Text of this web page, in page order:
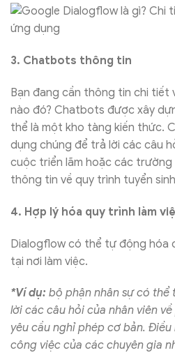
3. Chatbots thông tin
Bạn đang cần thông tin chi tiết
nào đó? Chatbots được xây
thể là một kho tàng kiến thức.
dụng chúng để trả lời các câu
cuộc triển lãm hoặc các
thông tin về quy trình tuyển
4. Hợp lý hóa quy trình làm
Dialogflow có thể tự động hóa
tại nơi làm việc.
*Ví dụ: bộ phận nhân sự có
lời các câu hỏi của nhân viên
yêu cầu nghỉ phép cơ bản.
công việc của các chuyên gia